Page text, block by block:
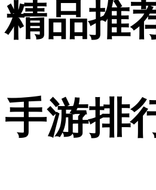
精品推
手游排